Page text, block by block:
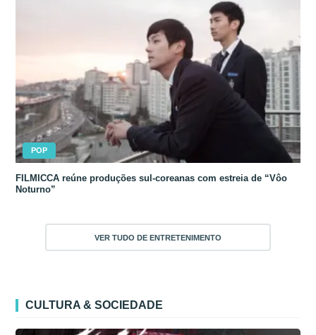
POP
FILMICCA reúne produções sul-coreanas com estreia de “Vôo
Noturno”
VER TUDO DE ENTRETENIMENTO
CULTURA & SOCIEDADE